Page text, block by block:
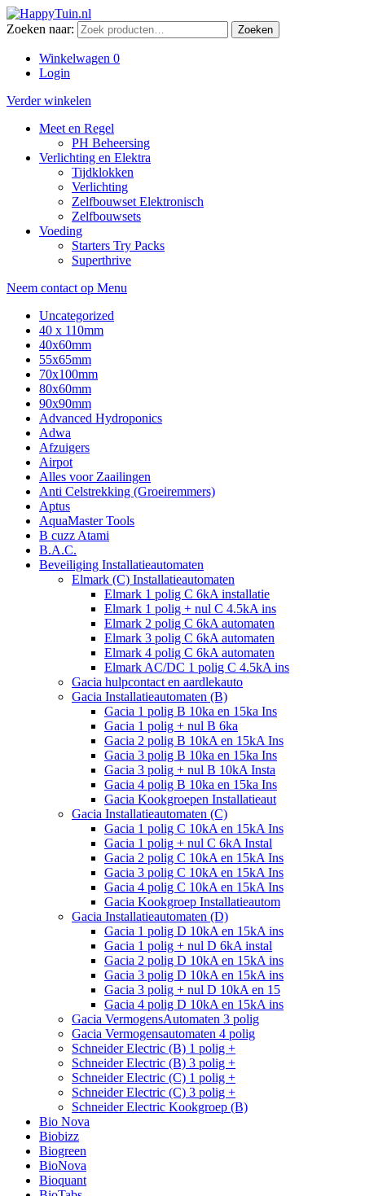
Zoeken naar: Zoeken
Winkelwagen 0
Login
Verder winkelen
Meet en Regel
PH Beheersing
Verlichting en Elektra
Tijdklokken
Verlichting
Zelfbouwset Elektronisch
Zelfbouwsets
Voeding
Starters Try Packs
Superthrive
Neem contact op Menu
Uncategorized
40 x 110mm
40x60mm
55x65mm
70x100mm
80x60mm
90x90mm
Advanced Hydroponics
Adwa
Afzuigers
Airpot
Alles voor Zaailingen
Anti Celstrekking (Groeiremmers)
Aptus
AquaMaster Tools
B cuzz Atami
B.A.C.
Beveiliging Installatieautomaten
Elmark (C) Installatieautomaten
Elmark 1 polig C 6kA installatie
Elmark 1 polig + nul C 4.5kA ins
Elmark 2 polig C 6kA automaten
Elmark 3 polig C 6kA automaten
Elmark 4 polig C 6kA automaten
Elmark AC/DC 1 polig C 4.5kA ins
Gacia hulpcontact en aardlekauto
Gacia Installatieautomaten (B)
Gacia 1 polig B 10ka en 15ka Ins
Gacia 1 polig + nul B 6ka
Gacia 2 polig B 10kA en 15kA Ins
Gacia 3 polig B 10ka en 15ka Ins
Gacia 3 polig + nul B 10kA Insta
Gacia 4 polig B 10ka en 15ka Ins
Gacia Kookgroepen Installatieaut
Gacia Installatieautomaten (C)
Gacia 1 polig C 10kA en 15kA Ins
Gacia 1 polig + nul C 6kA Instal
Gacia 2 polig C 10kA en 15kA Ins
Gacia 3 polig C 10kA en 15kA Ins
Gacia 4 polig C 10kA en 15kA Ins
Gacia Kookgroep Installatieautom
Gacia Installatieautomaten (D)
Gacia 1 polig D 10kA en 15kA ins
Gacia 1 polig + nul D 6kA instal
Gacia 2 polig D 10kA en 15kA ins
Gacia 3 polig D 10kA en 15kA ins
Gacia 3 polig + nul D 10kA en 15
Gacia 4 polig D 10kA en 15kA ins
Gacia VermogensAutomaten 3 polig
Gacia Vermogensautomaten 4 polig
Schneider Electric (B) 1 polig +
Schneider Electric (B) 3 polig +
Schneider Electric (C) 1 polig +
Schneider Electric (C) 3 polig +
Schneider Electric Kookgroep (B)
Bio Nova
Biobizz
Biogreen
BioNova
Bioquant